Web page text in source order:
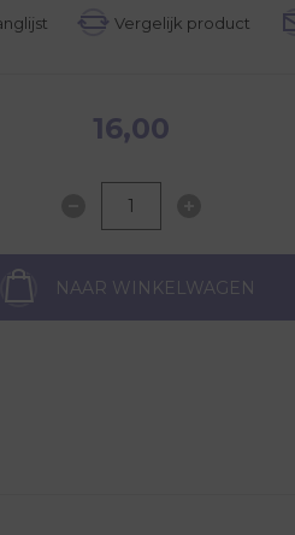
16,00
NAAR WINKELWAGEN